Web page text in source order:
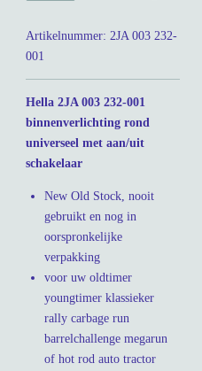
Artikelnummer: 2JA 003 232-
001
Hella 2JA 003 232-001
binnenverlichting rond
universeel met aan/uit
schakelaar
New Old Stock, nooit
gebruikt en nog in
oorspronkelijke
verpakking
voor uw oldtimer
youngtimer klassieker
rally carbage run
barrelchallenge megarun
of hot rod auto tractor